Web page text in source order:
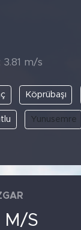
3.81 m/s
Köprübaşı
Yunusemre
M/S